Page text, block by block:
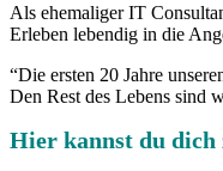
Als ehemaliger IT
Erleben lebendig in die
“Die ersten 20 Jahre
Den Rest des Lebens sind
Hier kannst du dich